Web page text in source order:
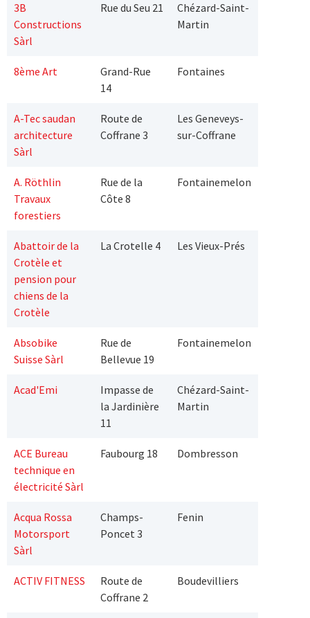
3B
Constructions
Sàrl
Rue du Seu 21
Chézard-Saint-
Martin
8ème Art
Grand-Rue
14
Fontaines
A-Tec saudan
architecture
Sàrl
Route de
Coffrane 3
Les Geneveys-
sur-Coffrane
A. Röthlin
Travaux
forestiers
Rue de la
Côte 8
Fontainemelon
Abattoir de la
Crotèle et
pension pour
chiens de la
Crotèle
La Crotelle 4 Les Vieux-Prés
Absobike
Suisse Sàrl
Rue de
Bellevue 19
Fontainemelon
Acad'Emi
Impasse de
la Jardinière
11
Chézard-Saint-
Martin
ACE Bureau
technique en
électricité Sàrl
Faubourg 18 Dombresson
Acqua Rossa
Motorsport
Sàrl
Champs-
Poncet 3
Fenin
ACTIV FITNESS
Route de
Coffrane 2
Boudevilliers